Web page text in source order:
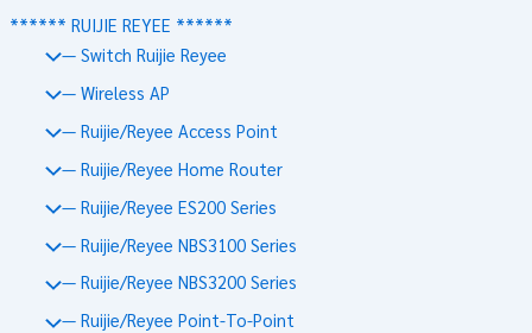
****** RUIJIE REYEE ******
— Switch Ruijie Reyee
— Wireless AP
— Ruijie/Reyee Access Point
— Ruijie/Reyee Home Router
— Ruijie/Reyee ES200 Series
— Ruijie/Reyee NBS3100 Series
— Ruijie/Reyee NBS3200 Series
— Ruijie/Reyee Point-To-Point